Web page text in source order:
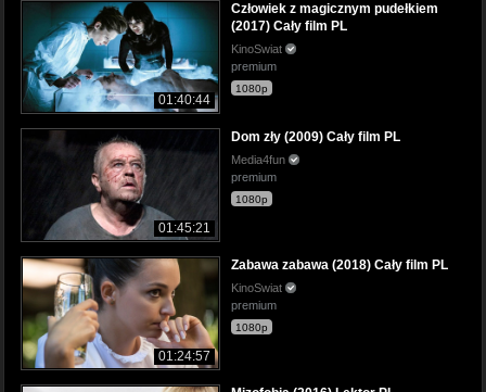
01:40:44
Człowiek z magicznym pudełkiem
(2017) Cały film PL
KinoSwiat
premium
1080p
01:45:21
Dom zły (2009) Cały film PL
Media4fun
premium
1080p
01:24:57
Zabawa zabawa (2018) Cały film PL
KinoSwiat
premium
1080p